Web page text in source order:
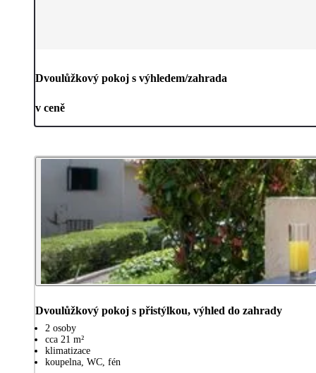
Dvoulůžkový pokoj s výhledem/zahrada
v ceně
Dvoulůžkový pokoj s přistýlkou, výhled do zahrady
2 osoby
cca 21 m²
klimatizace
koupelna, WC, fén